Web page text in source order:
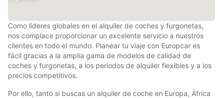
Como líderes globales en el alquiler de coches y furgonetas,
nos complace proporcionar un excelente servicio a nuestros
clientes en todo el mundo. Planear tu viaje con Europcar es
fácil gracias a la amplia gama de modelos de calidad de
coches y furgonetas, a los periodos de alquiler flexibles y a los
precios competitivos.
Por ello, tanto si buscas un alquiler de coche en Europa, África